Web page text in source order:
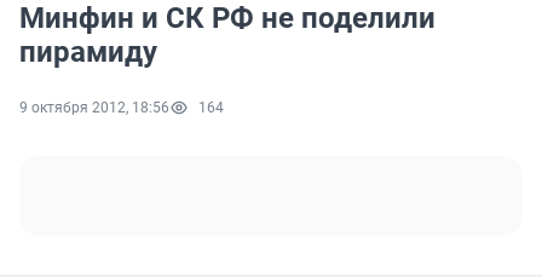
Минфин и СК РФ не поделили
пирамиду
9 октября 2012, 18:56 164